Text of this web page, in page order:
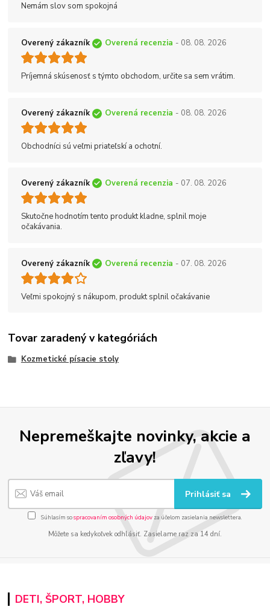
Nemám slov som spokojná
Overený zákazník Overená recenzia - 08. 08. 2026
Príjemná skúsenosť s týmto obchodom, určite sa sem vrátim.
Overený zákazník Overená recenzia - 08. 08. 2026
Obchodníci sú veľmi priateľskí a ochotní.
Overený zákazník Overená recenzia - 07. 08. 2026
Skutočne hodnotím tento produkt kladne, splnil moje
očakávania.
Overený zákazník Overená recenzia - 07. 08. 2026
Veľmi spokojný s nákupom, produkt splnil očakávanie
Tovar zaradený v kategóriách
Kozmetické písacie stoly
Nepremeškajte novinky, akcie a
zľavy!
Prihlásiť sa
Súhlasím sospracovaním osobných údajov za účelom zasielania newslettera.
Môžete sa kedykoľvek odhlásiť. Zasielame raz za 14 dní.
DETI, ŠPORT, HOBBY